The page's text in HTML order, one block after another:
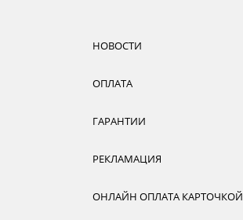
НОВОСТИ
ОПЛАТА
ГАРАНТИИ
РЕКЛАМАЦИЯ
ОНЛАЙН ОПЛАТА КАРТОЧКОЙ